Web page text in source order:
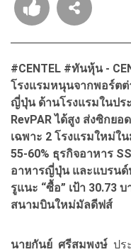
#CENTEL #ทันหุ้น -
โรงแรมหนุนจากพอร์ตต่
ญี่ปุ่น ด้านโรงแรมในปร
RevPAR ได้สูง ส่งซิกย
เฉพาะ 2 โรงแรมใหม่ใ
55-60% ธุรกิจอาหาร
อาหารญี่ปุ่น และแบรนด์
รูแนะ “ซื้อ” เป้า 30.73
สนามบินใหม่มัลดีฟส์
นายกันย์ ศรีสมพงษ์ ปร